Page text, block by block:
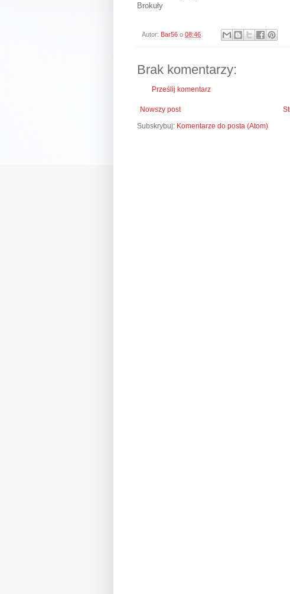
Brokuły
Autor: Bar56 o 08:46
Brak komentarzy:
Prześlij komentarz
Nowszy post
Subskrybuj: Komentarze do posta (Atom)